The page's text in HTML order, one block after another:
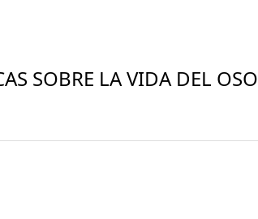
SOBRE LA VIDA DEL OSO